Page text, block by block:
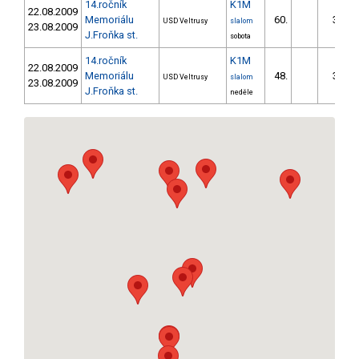
22.08.2009
23.08.2009
14.ročník
Memoriálu
J.Froňka st.
USD Veltrusy
K1M
slalom
sobota
60. 33.78
22.08.2009
23.08.2009
14.ročník
Memoriálu
J.Froňka st.
USD Veltrusy
K1M
slalom
neděle
48. 30.99